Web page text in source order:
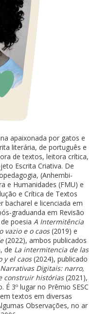
apaixonada por gatos e
literária, de português e
de textos, leitora crítica,
Escrita Criativa. De
(Anhembi-
e Humanidades (FMU) e
e Crítica de Textos
bacharel e licenciada em
graduanda em Revisão
poesia A Intermitência
vazio e o caos(2019) e
(2022), ambos publicados
de La intermitencia de las
y el caos(2024), publicado
Narrativas Digitais: narro,
construir histórias(2021),
3º lugar no Prêmio SESC
textos em diversas
Observações, no ar